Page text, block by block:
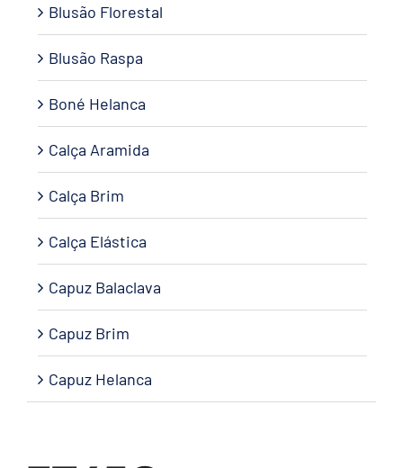
Blusão Florestal
Blusão Raspa
Boné Helanca
Calça Aramida
Calça Brim
Calça Elástica
Capuz Balaclava
Capuz Brim
Capuz Helanca